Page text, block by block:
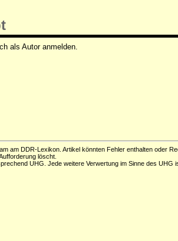
als Autor anmelden.
am DDR-Lexikon. Artikel könnten Fehler enthalten oder
löscht.
UHG. Jede weitere Verwertung im Sinne des UHG